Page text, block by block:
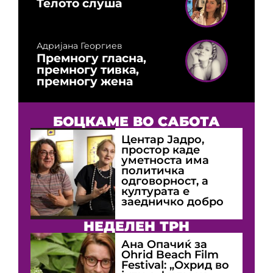
Адријана Георгиев
Премногу гласна,
премногу тивка,
премногу жена
БОЦКАМЕ ВО САБОТА
Центар Јадро,
простор каде
уметноста има
политичка
одговорност, а
културата е
заедничко добро
НЕДЕЛЕН ТРН
Ана Опачиќ за
Оhrid Beach Film
Festival: „Охрид во